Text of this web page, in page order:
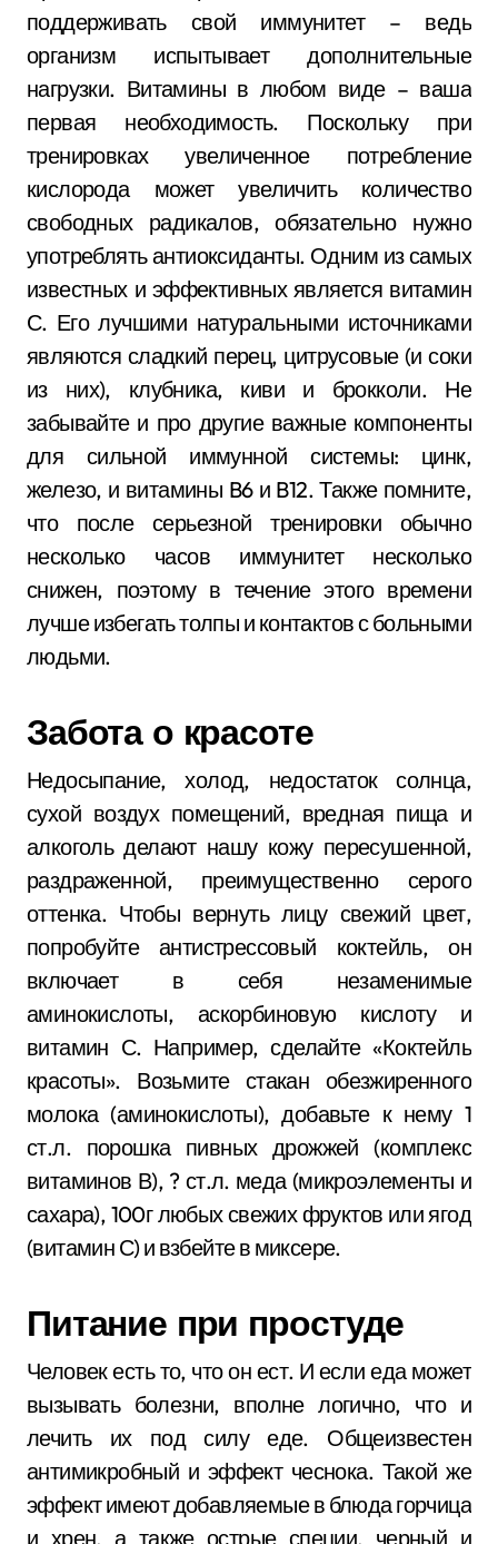
поддерживать свой иммунитет – ведь
организм испытывает дополнительные
нагрузки. Витамины в любом виде – ваша
первая необходимость. Поскольку при
тренировках увеличенное потребление
кислорода может увеличить количество
свободных радикалов, обязательно нужно
употреблять антиоксиданты. Одним из самых
известных и эффективных является витамин
С. Его лучшими натуральными источниками
являются сладкий перец, цитрусовые (и соки
из них), клубника, киви и брокколи. Не
забывайте и про другие важные компоненты
для сильной иммунной системы: цинк,
железо, и витамины B6 и B12. Также помните,
что после серьезной тренировки обычно
несколько часов иммунитет несколько
снижен, поэтому в течение этого времени
лучше избегать толпы и контактов с больными
людьми.
Забота о красоте
Недосыпание, холод, недостаток солнца,
сухой воздух помещений, вредная пища и
алкоголь делают нашу кожу пересушенной,
раздраженной, преимущественно серого
оттенка. Чтобы вернуть лицу свежий цвет,
попробуйте антистрессовый коктейль, он
включает в себя незаменимые
аминокислоты, аскорбиновую кислоту и
витамин С. Например, сделайте «Коктейль
красоты». Возьмите стакан обезжиренного
молока (аминокислоты), добавьте к нему 1
ст.л. порошка пивных дрожжей (комплекс
витаминов В), ? ст.л. меда (микроэлементы и
сахара), 100г любых свежих фруктов или ягод
(витамин С) и взбейте в миксере.
Питание при простуде
Человек есть то, что он ест. И если еда может
вызывать болезни, вполне логично, что и
лечить их под силу еде. Общеизвестен
антимикробный и эффект чеснока. Такой же
эффект имеют добавляемые в блюда горчица
и хрен, а также острые специи, черный и